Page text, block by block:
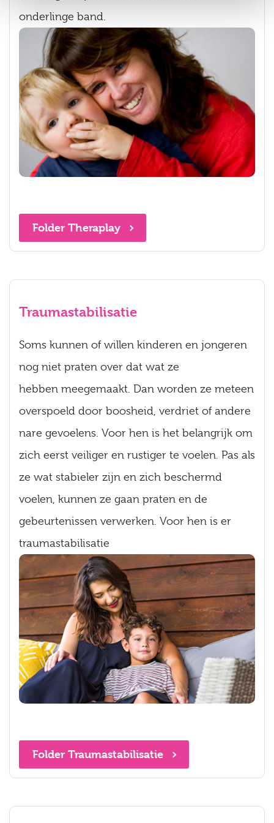
onderlinge band.
Folder Theraplay
Traumastabilisatie
Soms kunnen of willen kinderen en jongeren
nog niet praten over dat wat ze
hebben meegemaakt. Dan worden ze meteen
overspoeld door boosheid, verdriet of andere
nare gevoelens. Voor hen is het belangrijk om
zich eerst veiliger en rustiger te voelen. Pas als
ze wat stabieler zijn en zich beschermd
voelen, kunnen ze gaan praten en de
gebeurtenissen verwerken. Voor hen is er
traumastabilisatie
Folder Traumastabilisatie